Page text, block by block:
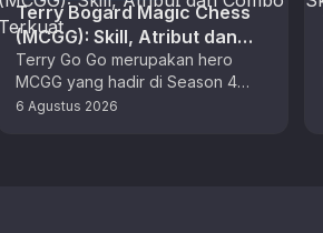
Terry Bogard Magic Chess
(MCGG): Skill, Atribut dan
Combo Terkuat
Terry Go Go merupakan hero
MCGG yang hadir di Season 4
sebagai hasil kolaborasi dengan
6 Agustus 2026